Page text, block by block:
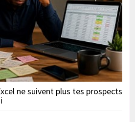
ne suivent plus tes prospects